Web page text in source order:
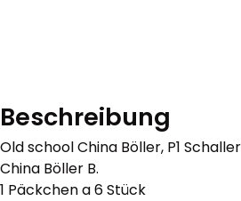
Beschreibung
Old school China Böller, P1
China Böller B.
1 Päckchen a 6 Stück